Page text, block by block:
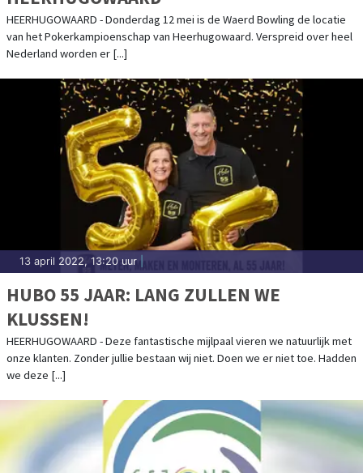
HEERHUGOWAARD - Donderdag 12 mei is de Waerd Bowling de locatie
van het Pokerkampioenschap van Heerhugowaard. Verspreid over heel
Nederland worden er [...]
13 april 2022, 13:20 uur
HUBO 55 JAAR: LANG ZULLEN WE
KLUSSEN!
HEERHUGOWAARD - Deze fantastische mijlpaal vieren we natuurlijk met
onze klanten. Zonder jullie bestaan wij niet. Doen we er niet toe. Hadden
we deze [...]